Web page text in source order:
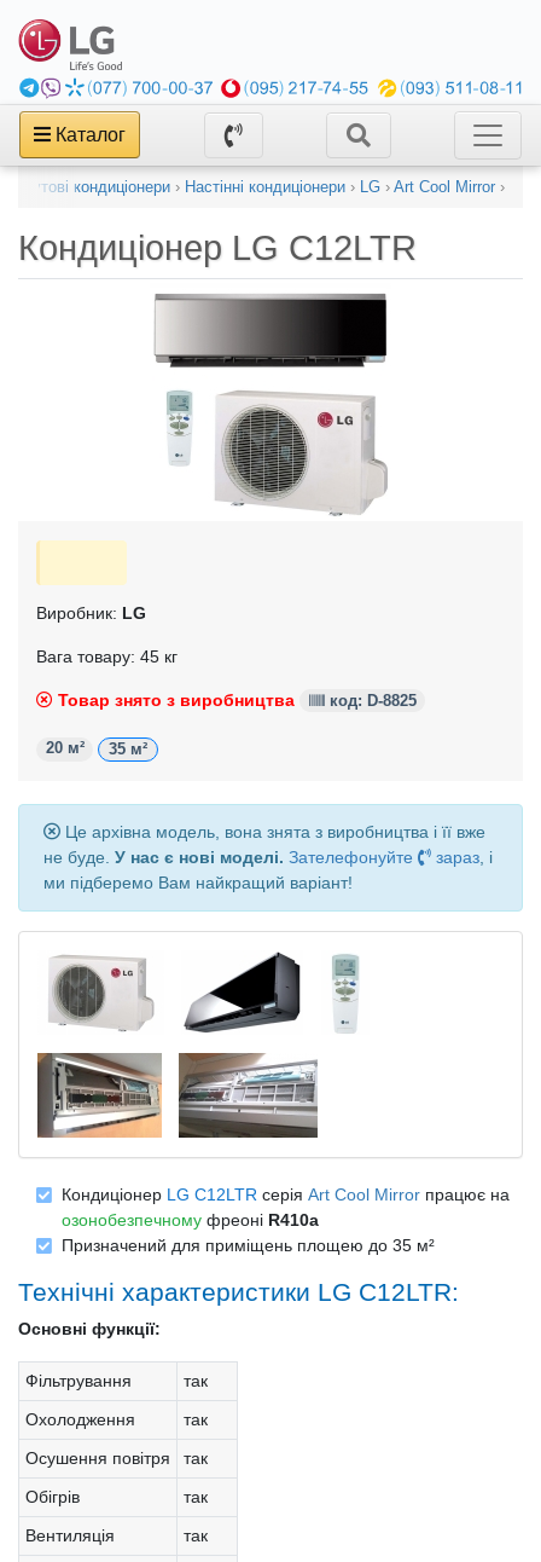
Каталог
Побутові кондиціонери › Настінні кондиціонери › LG › Art Cool Mirror ›
Кондиціонер LG C12LTR
Виробник: LG
Вага товару: 45 кг
Товар знято з виробництва код: D-8825
20 м² 35 м²
Це архівна модель, вона знята з виробництва і її вже
не буде. У нас є нові моделі. Зателефонуйте зараз , і
ми підберемо Вам найкращий варіант!
Кондиціонер LG C12LTR серія Art Cool Mirror працює на
озонобезпечному фреоні R410a
Призначений для приміщень площею до 35 м²
Технічні характеристики LG C12LTR:
Основні функції:
Фільтрування
так
Охолодження
так
Осушення повітря
так
Обігрів
так
Вентиляція
так